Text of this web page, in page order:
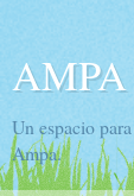
AMPA
Un espacio
Ampa.